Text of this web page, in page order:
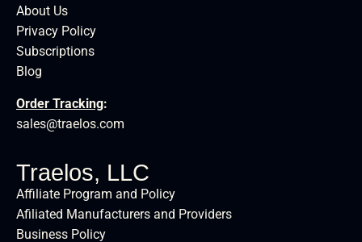
About Us
Privacy Policy
Subscriptions
Blog
Order Tracking:
sales@traelos.com
Traelos, LLC
Affiliate Program and Policy
Afiliated Manufacturers and Providers
Business Policy